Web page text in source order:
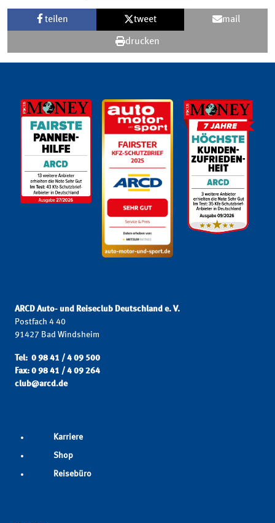
teilen tweet mail
drucken
ARCD Auto- und Reiseclub Deutschland e. V.
Postfach 4 40
91427 Bad Windsheim
Tel: 0 98 41 / 4 09 500
Fax: 0 98 41 / 4 09 264
club@arcd.de
Karriere
Shop
Reisebüro